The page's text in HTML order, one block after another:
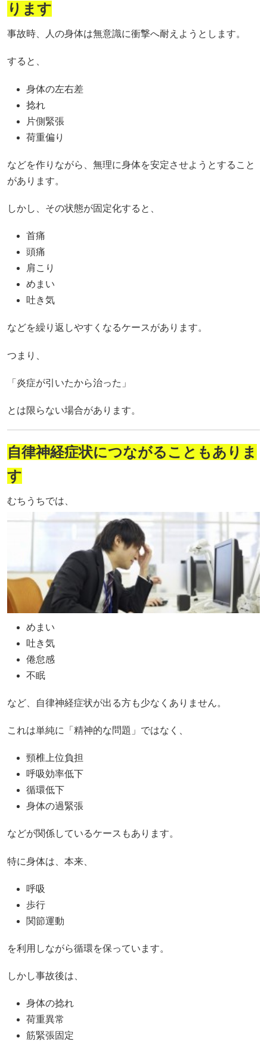
ります
事故時、人の身体は無意識に衝撃へ耐えようとします。
すると、
身体の左右差
捻れ
片側緊張
荷重偏り
などを作りながら、無理に身体を安定させようとすること
があります。
しかし、その状態が固定化すると、
首痛
頭痛
肩こり
めまい
吐き気
などを繰り返しやすくなるケースがあります。
つまり、
「炎症が引いたから治った」
とは限らない場合があります。
自律神経症状につながることもありま
す
むちうちでは、
めまい
吐き気
倦怠感
不眠
など、自律神経症状が出る方も少なくありません。
これは単純に「精神的な問題」ではなく、
頸椎上位負担
呼吸効率低下
循環低下
身体の過緊張
などが関係しているケースもあります。
特に身体は、本来、
呼吸
歩行
関節運動
を利用しながら循環を保っています。
しかし事故後は、
身体の捻れ
荷重異常
筋緊張固定